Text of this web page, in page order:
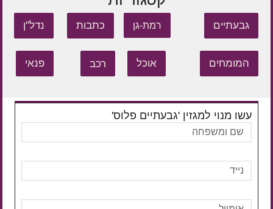
גבעתיים רמת-גן כתבות נדל"ן
המומחים אוכל רכב פנאי
עשו מנוי למגזין 'גבעתיים פלוס'